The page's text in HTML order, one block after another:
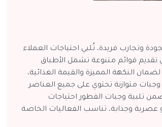
وتجارب فريدة، تُلبي احتياجات العملاء
تقديم قوائم متنوعة تشمل الأطباق
النكهة المميزة والقيمة الغذائية،
متوازنة تحتوي على جميع العناصر
تلبية وجبات الفطور احتياجات
عصرية وجذابة، تناسب الفعاليات الخاصة